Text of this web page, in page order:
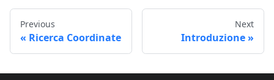
Previous
Ricerca Coordinate
Next
Introduzione